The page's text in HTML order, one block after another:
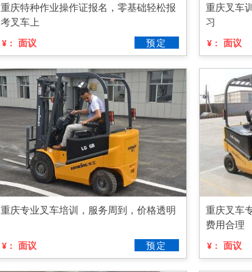
重庆特种作业操作证报名，零基础轻松报
考叉车上
¥： 面议 预定
重庆叉车
习
¥： 面议
重庆专业叉车培训，服务周到，价格透明
¥： 面议 预定
重庆叉车
费用合理
¥： 面议